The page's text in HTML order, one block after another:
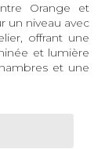
Orange et
un niveau avec
offrant une
et lumière
et une